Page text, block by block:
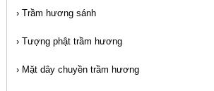
› Trầm hương sánh
› Tượng phật trầm hương
› Mặt dây chuyền trầm hương